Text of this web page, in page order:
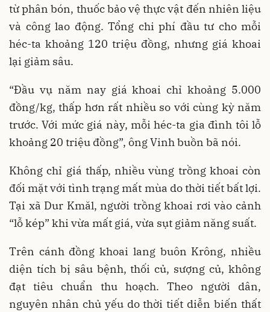
từ phân bón, thuốc bảo vệ thực vật đến nhiên liệu
và công lao động. Tổng chi phí đầu tư cho mỗi
héc-ta khoảng 120 triệu đồng, nhưng giá khoai
lại giảm sâu.
“Đầu vụ năm nay giá khoai chỉ khoảng 5.000
đồng/kg, thấp hơn rất nhiều so với cùng kỳ năm
trước. Với mức giá này, mỗi héc-ta gia đình tôi lỗ
khoảng 20 triệu đồng”, ông Vinh buồn bã nói.
Không chỉ giá thấp, nhiều vùng trồng khoai còn
đối mặt với tình trạng mất mùa do thời tiết bất lợi.
Tại xã Dur Kmăl, người trồng khoai rơi vào cảnh
“lỗ kép” khi vừa mất giá, vừa sụt giảm năng suất.
Trên cánh đồng khoai lang buôn Krông, nhiều
diện tích bị sâu bệnh, thối củ, sượng củ, không
đạt tiêu chuẩn thu hoạch. Theo người dân,
nguyên nhân chủ yếu do thời tiết diễn biến thất